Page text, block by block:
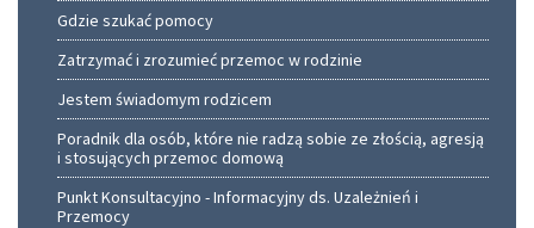
Gdzie szukać pomocy
Zatrzymać i zrozumieć przemoc w rodzinie
Jestem świadomym rodzicem
Poradnik dla osób, które nie radzą sobie ze złością, agresją
i stosujących przemoc domową
Punkt Konsultacyjno - Informacyjny ds. Uzależnień i
Przemocy